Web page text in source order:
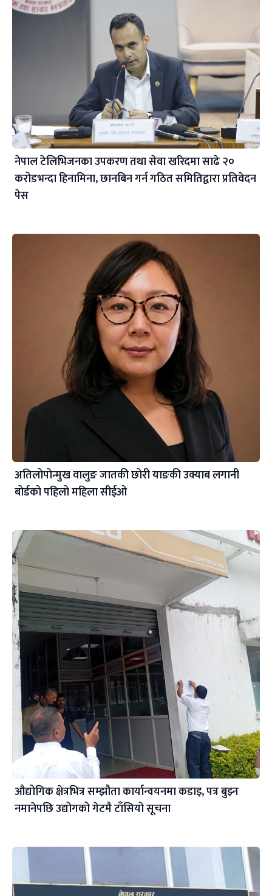
नेपाल टेलिभिजनका उपकरण तथा सेवा खरिदमा साढे २०
करोडभन्दा हिनामिना, छानबिन गर्न गठित समितिद्वारा प्रतिवेदन
पेस
अतिलोपोन्मुख वालुङ जातकी छोरी याङकी उक्याब लगानी
बोर्डको पहिलो महिला सीईओ
औद्योगिक क्षेत्रभित्र सम्झौता कार्यान्वयनमा कडाइ, पत्र बुझ्न
नमानेपछि उद्योगको गेटमै टाँसियो सूचना